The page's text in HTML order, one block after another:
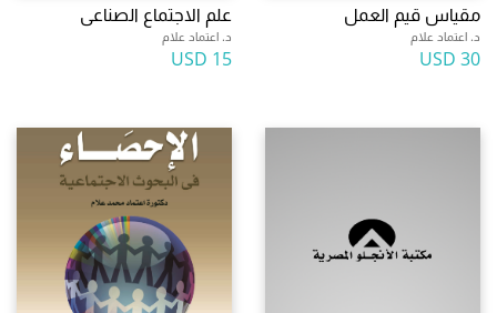
مقياس قيم العمل
د. اعتماد علام
30 USD
علم الاجتماع الصناعى
د. اعتماد علام
15 USD